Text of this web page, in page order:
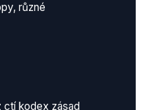
různé
ctí kodex zásad